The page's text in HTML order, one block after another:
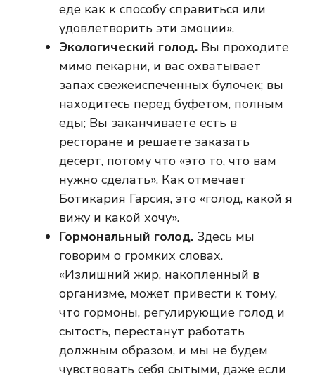
еде как к способу справиться или
удовлетворить эти эмоции».
Экологический голод. Вы проходите
мимо пекарни, и вас охватывает
запах свежеиспеченных булочек; вы
находитесь перед буфетом, полным
еды; Вы заканчиваете есть в
ресторане и решаете заказать
десерт, потому что «это то, что вам
нужно сделать». Как отмечает
Ботикария Гарсия, это «голод, какой я
вижу и какой хочу».
Гормональный голод. Здесь мы
говорим о громких словах.
«Излишний жир, накопленный в
организме, может привести к тому,
что гормоны, регулирующие голод и
сытость, перестанут работать
должным образом, и мы не будем
чувствовать себя сытыми, даже если